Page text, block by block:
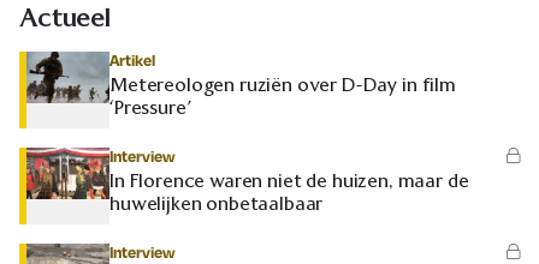
Actueel
Artikel
Metereologen ruziën over D-Day in film
‘Pressure’
Interview
In Florence waren niet de huizen, maar de
huwelijken onbetaalbaar
Interview